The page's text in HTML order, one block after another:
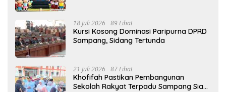
18 Juli 2026 89 Lihat
Kursi Kosong Dominasi Paripurna DPRD
Sampang, Sidang Tertunda
21 Juli 2026 87 Lihat
Khofifah Pastikan Pembangunan
Sekolah Rakyat Terpadu Sampang Siap